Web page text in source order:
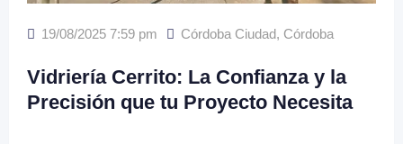
19/08/2025 7:59 pm Córdoba Ciudad, Córdoba
Vidriería Cerrito: La Confianza y la
Precisión que tu Proyecto Necesita